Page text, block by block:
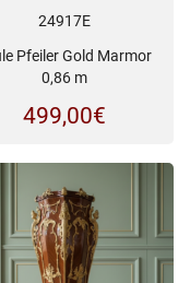
24917E
Pfeiler Gold Marmor
0,86 m
499,00€